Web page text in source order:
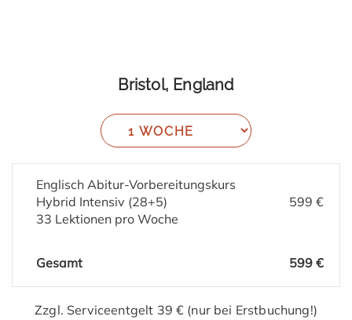
Bristol, England
Englisch Abitur-Vorbereitungskurs
Hybrid Intensiv (28+5)
33 Lektionen pro Woche
599 €
Gesamt 599 €
Zzgl. Serviceentgelt 39 € (nur bei Erstbuchung!)